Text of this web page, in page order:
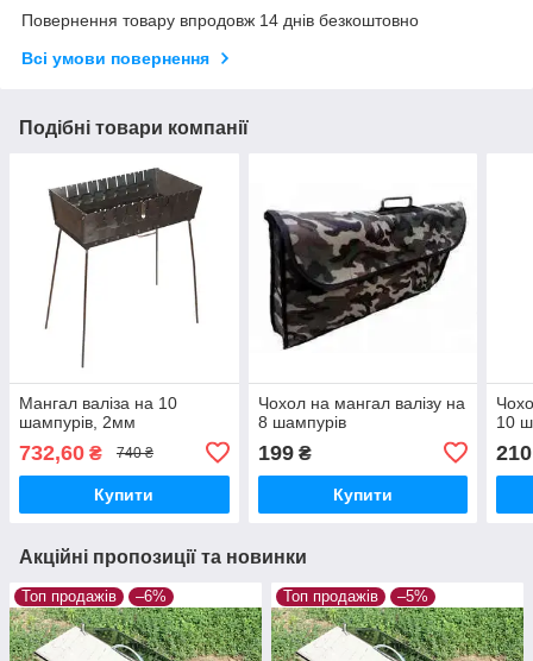
Повернення товару впродовж 14 днів безкоштовно
Всі умови повернення
Подібні товари компанії
Мангал валіза на 10
шампурів, 2мм
732,60 ₴ 740 ₴
Купити
Чохол на мангал валізу на
8 шампурів
199₴
Купити
10
210
Акційні пропозиції та новинки
Топ продажів –6% Топ продажів –5%